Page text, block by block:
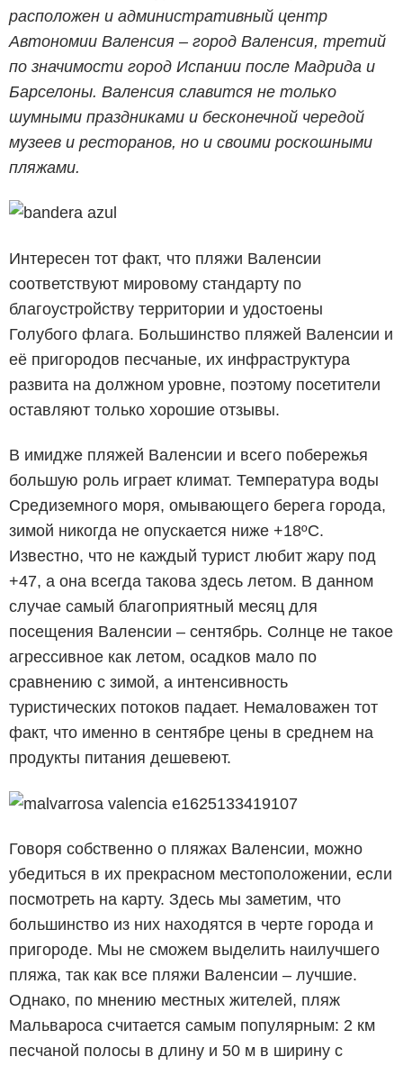
расположен и административный центр
Автономии Валенсия – город Валенсия, третий
по значимости город Испании после Мадрида и
Барселоны. Валенсия славится не только
шумными праздниками и бесконечной чередой
музеев и ресторанов, но и своими роскошными
пляжами.
Интересен тот факт, что пляжи Валенсии
соответствуют мировому стандарту по
благоустройству территории и удостоены
Голубого флага. Большинство пляжей Валенсии и
её пригородов песчаные, их инфраструктура
развита на должном уровне, поэтому посетители
оставляют только хорошие отзывы.
В имидже пляжей Валенсии и всего побережья
большую роль играет климат. Температура воды
Средиземного моря, омывающего берега города,
зимой никогда не опускается ниже +18ºC.
Известно, что не каждый турист любит жару под
+47, а она всегда такова здесь летом. В данном
случае самый благоприятный месяц для
посещения Валенсии – сентябрь. Солнце не такое
агрессивное как летом, осадков мало по
сравнению с зимой, а интенсивность
туристических потоков падает. Немаловажен тот
факт, что именно в сентябре цены в среднем на
продукты питания дешевеют.
Говоря собственно о пляжах Валенсии, можно
убедиться в их прекрасном местоположении, если
посмотреть на карту. Здесь мы заметим, что
большинство из них находятся в черте города и
пригороде. Мы не сможем выделить наилучшего
пляжа, так как все пляжи Валенсии – лучшие.
Однако, по мнению местных жителей, пляж
Мальвароса считается самым популярным: 2 км
песчаной полосы в длину и 50 м в ширину с